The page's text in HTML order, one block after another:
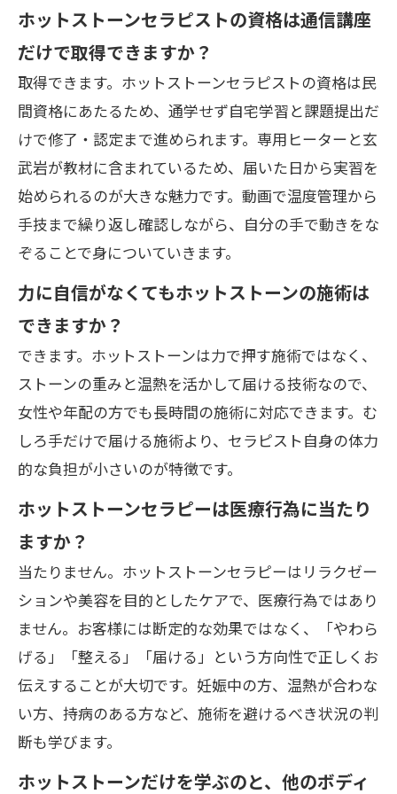
ホットストーンセラピストの資格は通信講座
だけで取得できますか？
取得できます。ホットストーンセラピストの資格は民
間資格にあたるため、通学せず自宅学習と課題提出だ
けで修了・認定まで進められます。専用ヒーターと玄
武岩が教材に含まれているため、届いた日から実習を
始められるのが大きな魅力です。動画で温度管理から
手技まで繰り返し確認しながら、自分の手で動きをな
ぞることで身についていきます。
力に自信がなくてもホットストーンの施術は
できますか？
できます。ホットストーンは力で押す施術ではなく、
ストーンの重みと温熱を活かして届ける技術なので、
女性や年配の方でも長時間の施術に対応できます。む
しろ手だけで届ける施術より、セラピスト自身の体力
的な負担が小さいのが特徴です。
ホットストーンセラピーは医療行為に当たり
ますか？
当たりません。ホットストーンセラピーはリラクゼー
ションや美容を目的としたケアで、医療行為ではあり
ません。お客様には断定的な効果ではなく、「やわら
げる」「整える」「届ける」という方向性で正しくお
伝えすることが大切です。妊娠中の方、温熱が合わな
い方、持病のある方など、施術を避けるべき状況の判
断も学びます。
ホットストーンだけを学ぶのと、他のボディ